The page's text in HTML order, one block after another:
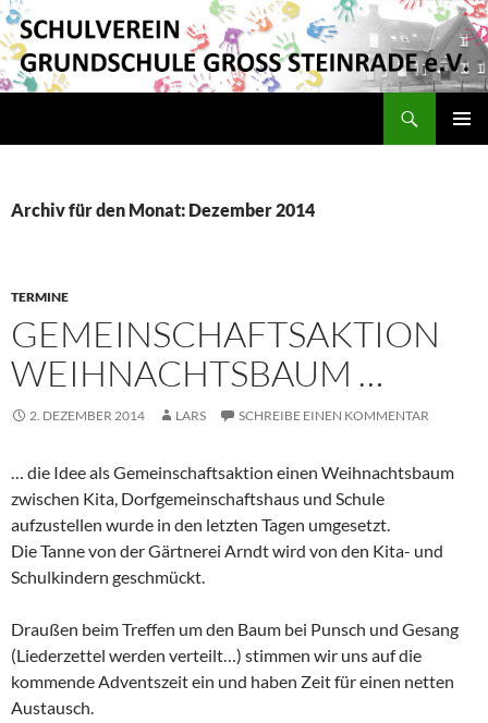
Archiv für den Monat: Dezember 2014
TERMINE
GEMEINSCHAFTSAKTION
WEIHNACHTSBAUM …
2. DEZEMBER 2014 LARS SCHREIBE EINEN KOMMENTAR
… die Idee als Gemeinschaftsaktion einen Weihnachtsbaum
zwischen Kita, Dorfgemeinschaftshaus und Schule
aufzustellen wurde in den letzten Tagen umgesetzt.
Die Tanne von der Gärtnerei Arndt wird von den Kita- und
Schulkindern geschmückt.
Draußen beim Treffen um den Baum bei Punsch und Gesang
(Liederzettel werden verteilt…) stimmen wir uns auf die
kommende Adventszeit ein und haben Zeit für einen netten
Austausch.